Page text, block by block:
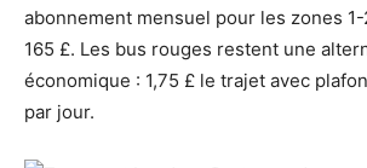
abonnement mensuel pour les zones
165 £. Les bus rouges restent une
économique : 1,75 £ le trajet avec
par jour.